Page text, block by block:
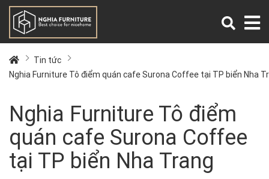
Tin tức
Nghia Furniture Tô điểm quán cafe Surona Coffee tại TP biển Nha
Nghia Furniture Tô điểm
quán cafe Surona Coffee
tại TP biển Nha Trang